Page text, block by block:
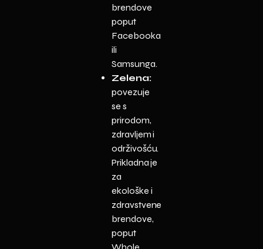
brendove
poput
Facebooka
ili
Samsunga.
Zelena:
povezuje
se s
prirodom,
zdravljem i
održivošću.
Prikladna je
za
ekološke i
zdravstvene
brendove,
poput